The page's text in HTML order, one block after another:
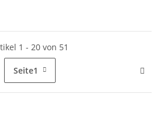
1 - 20 von 51
Seite1